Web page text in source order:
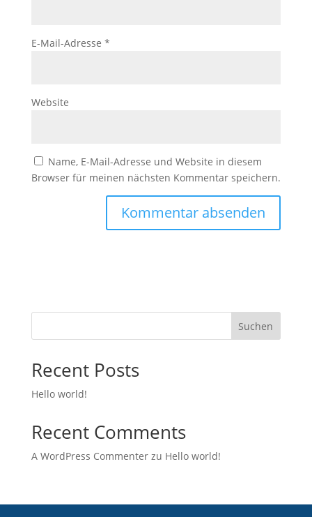
E-Mail-Adresse *
Website
Name, E-Mail-Adresse und Website in diesem
Browser für meinen nächsten Kommentar speichern.
Suchen
Recent Posts
Hello world!
Recent Comments
A WordPress Commenterzu Hello world!